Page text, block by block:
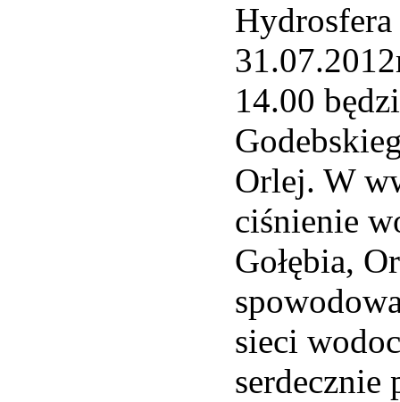
14.00 będzi
Orlej. W
ciśnienie
Gołębia,
sieci
serdecznie